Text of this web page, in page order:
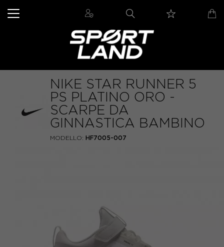
NIKE STAR RUNNER 5
PS PLATINO ORO -
SCARPE DA
GINNASTICA BAMBINO
MODELLO: HF7005-007